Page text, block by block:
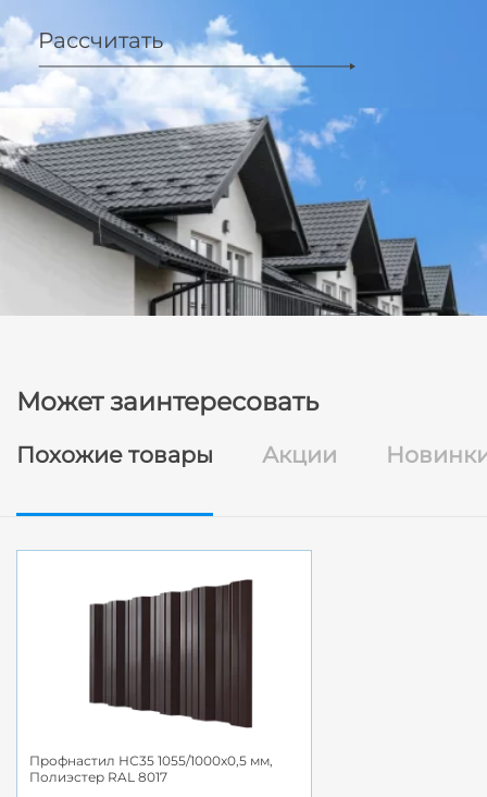
Рассчитать
Может заинтересовать
Похожие товары Акции
Профнастил НС35 1055/1000x0,5 мм,
Полиэстер RAL 8017